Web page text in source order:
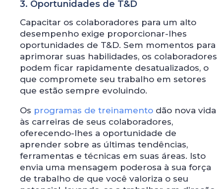
3. Oportunidades de T&D
Capacitar os colaboradores para um alto
desempenho exige proporcionar-lhes
oportunidades de T&D. Sem momentos para
aprimorar suas habilidades, os colaboradores
podem ficar rapidamente desatualizados, o
que compromete seu trabalho em setores
que estão sempre evoluindo.
Os programas de treinamento dão nova vida
às carreiras de seus colaboradores,
oferecendo-lhes a oportunidade de
aprender sobre as últimas tendências,
ferramentas e técnicas em suas áreas. Isto
envia uma mensagem poderosa à sua força
de trabalho de que você valoriza o seu